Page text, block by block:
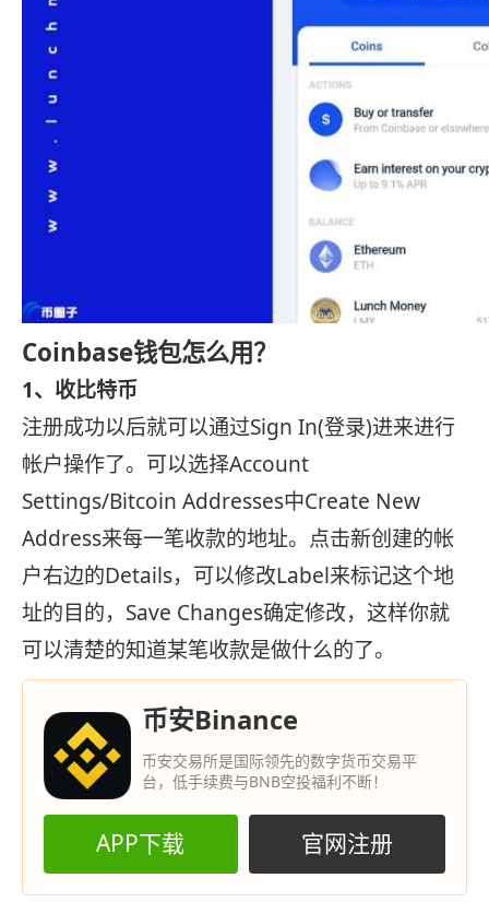
Coinbase钱包怎么用？
1、收比特币
注册成功以后就可以通过Sign In(登录)进来进行
帐户操作了。可以选择Account
Settings/Bitcoin Addresses中Create New
Address来每一笔收款的地址。点击新创建的帐
户右边的Details，可以修改Label来标记这个地
址的目的，Save Changes确定修改，这样你就
可以清楚的知道某笔收款是做什么的了。
币安Binance
币安交易所是国际领先的数字货币交易平
台，低手续费与BNB空投福利不断！
APP下载 官网注册